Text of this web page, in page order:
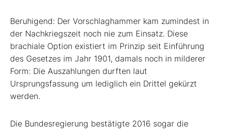
Beruhigend: Der Vorschlaghammer kam zumindest in
der Nachkriegszeit noch nie zum Einsatz. Diese
brachiale Option existiert im Prinzip seit Einführung
des Gesetzes im Jahr 1901, damals noch in milderer
Form: Die Auszahlungen durften laut
Ursprungsfassung um lediglich ein Drittel gekürzt
werden.
Die Bundesregierung bestätigte 2016 sogar die